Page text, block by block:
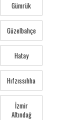
Gümrük
Güzelbahçe
Hatay
Hıfzıssıhha
İzmir
Altındağ